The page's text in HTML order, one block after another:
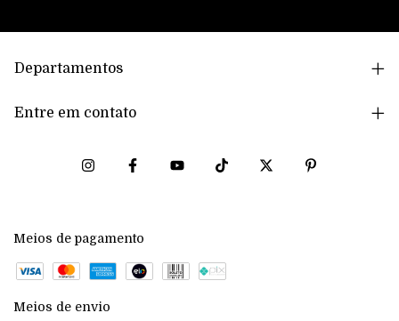
Departamentos
Entre em contato
Meios de pagamento
Meios de envio